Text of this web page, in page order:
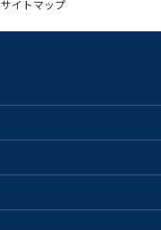
サイトマップ